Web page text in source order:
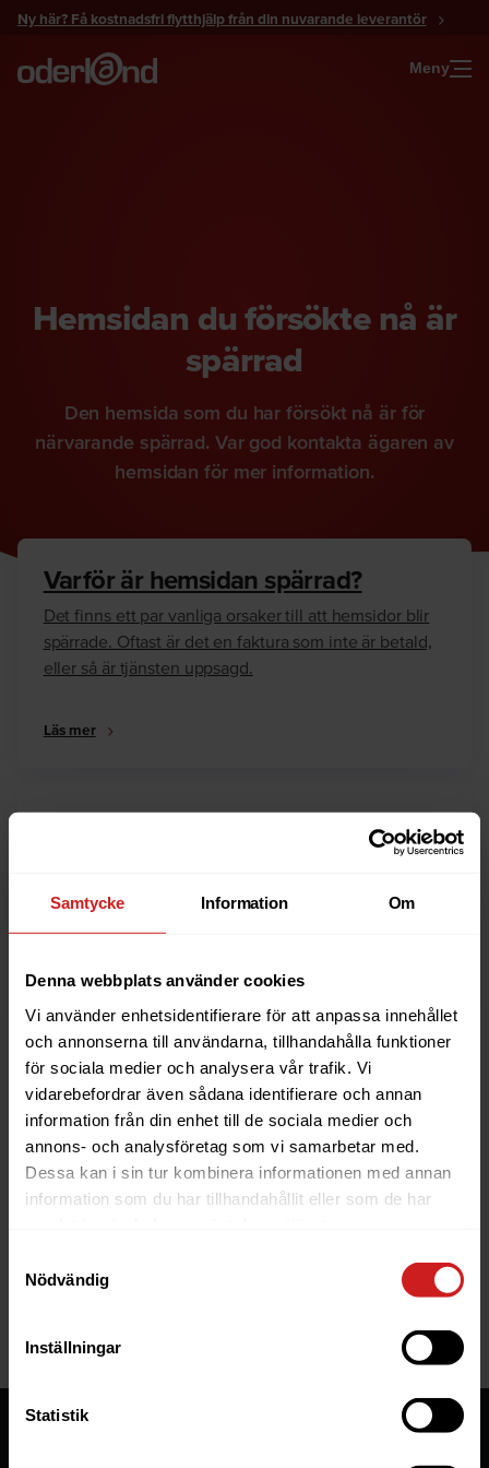
Samtycke Information Om
Denna webbplats använder cookies
Vi använder enhetsidentifierare för att anpassa innehållet
och annonserna till användarna, tillhandahålla funktioner
för sociala medier och analysera vår trafik. Vi
vidarebefordrar även sådana identifierare och annan
information från din enhet till de sociala medier och
annons- och analysföretag som vi samarbetar med.
Dessa kan i sin tur kombinera informationen med annan
information som du har tillhandahållit eller som de har
Nödvändig
Inställningar
Statistik
Gå
innehåll
Ny här? Få kostnadsfri flytthjälp från din nuvarande leverantör
Meny
Hemsidan du försökte nå är
spärrad
Den hemsida som du har försökt nå är för
närvarande spärrad. Var god kontakta ägaren av
hemsidan för mer information.
Varför är hemsidan spärrad?
Det finns ett par vanliga orsaker till att hemsidor blir
spärrade. Oftast är det en faktura som inte är betald,
eller så är tjänsten uppsagd.
Läs mer
Är du ägare till hemsidan eller domännamnet så har
anledningarna till varför en hemsida är spärrad.
Läs mer
The website you were trying to
reach has been suspended
If you are the owner of this website or domain please
read
website to be suspended.